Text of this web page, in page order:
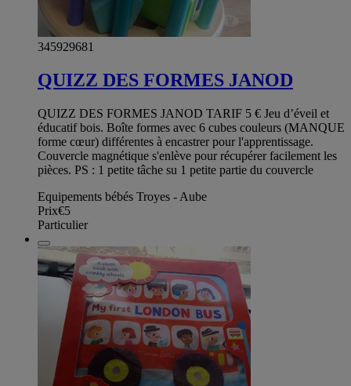
345929681
QUIZZ DES FORMES JANOD
QUIZZ DES FORMES JANOD TARIF 5 € Jeu d’éveil et
éducatif bois. Boîte formes avec 6 cubes couleurs (MANQUE
forme cœur) différentes à encastrer pour l'apprentissage.
Couvercle magnétique s'enlève pour récupérer facilement les
pièces. PS : 1 petite tâche su 1 petite partie du couvercle
Equipements bébés Troyes - Aube
Prix€5
Particulier